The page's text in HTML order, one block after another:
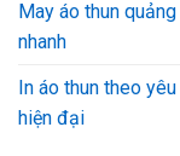
May áo thun
nhanh
In áo thun theo
hiện đại